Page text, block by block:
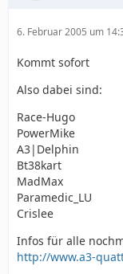
6. Februar 2005 um
Kommt sofort
Also dabei sind:
Race-Hugo
PowerMike
A3|Delphin
Bt38kart
MadMax
Paramedic_LU
Crislee
Infos für alle
http://www.a3-